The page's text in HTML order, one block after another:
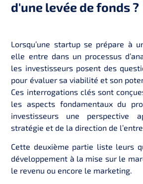
d'une levée de fonds ?
Lorsqu’une startup se prépare à
elle entre dans un processus
les investisseurs posent des
pour évaluer sa viabilité et son
Ces interrogations clés sont
les aspects fondamentaux du
investisseurs une perspective
stratégie et de la direction de
Cette deuxième partie liste leurs
développement à la mise sur le
le revenu ou encore le marketing.